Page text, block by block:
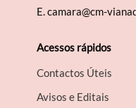
E.camara@cm-
Acessos rápidos
Contactos Úteis
Avisos e Editais